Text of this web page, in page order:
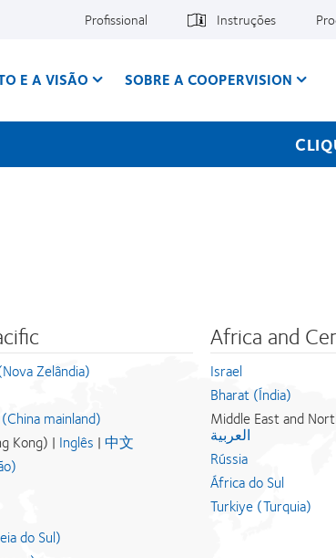
Profissional Instruções
E A VISÃO SOBRE A COOPERVISION
Zelândia)
mainland)
Kong) | Inglês | 中文
do Sul)
Africa and
Israel
Bharat (Índia)
Middle East and
العربية
Rússia
África do Sul
Turkiye (Turquia)